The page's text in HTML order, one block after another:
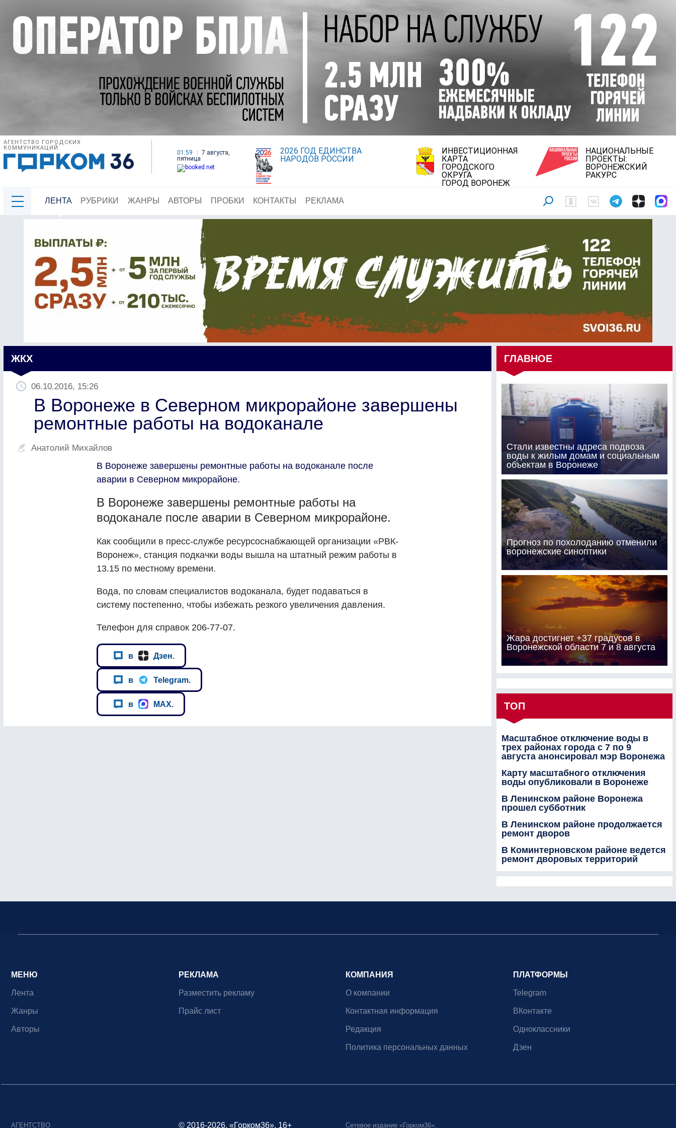
АГЕНТСТВО ГОРОДСКИХ
КОММУНИКАЦИЙ
01:59
7 августа,
пятница
2026 ГОД ЕДИНСТВА
НАРОДОВ РОССИИ
ИНВЕСТИЦИОННАЯ
КАРТА
ГОРОДСКОГО
ОКРУГА
ГОРОД ВОРОНЕЖ
НАЦИОНАЛЬНЫЕ
ПРОЕКТЫ:
ВОРОНЕЖСКИЙ
РАКУРС
ЛЕНТА РУБРИКИ ЖАНРЫ АВТОРЫ ПРОБКИ КОНТАКТЫ РЕКЛАМА
ЖКХ
06.10.2016, 15:26
В Воронеже в Северном микрорайоне завершены
ремонтные работы на водоканале
Анатолий Михайлов
В Воронеже завершены ремонтные работы на водоканале после
аварии в Северном микрорайоне.
В Воронеже завершены ремонтные работы на
водоканале после аварии в Северном микрорайоне.
Как сообщили в пресс-службе ресурсоснабжающей организации «РВК-
Воронеж», станция подкачки воды вышла на штатный режим работы в
13.15 по местному времени.
Вода, по словам специалистов водоканала, будет подаваться в
систему постепенно, чтобы избежать резкого увеличения давления.
Телефон для справок 206-77-07.
в Дзен.
в Telegram.
в MAX.
ГЛАВНОЕ
Стали известны адреса подвоза
воды к жилым домам и социальным
объектам в Воронеже
Прогноз по похолоданию отменили
воронежские синоптики
Жара достигнет +37 градусов в
Воронежской области 7 и 8 августа
ТОП
Масштабное отключение воды в
трех районах города с 7 по 9
августа анонсировал мэр Воронежа
Карту масштабного отключения
воды опубликовали в Воронеже
В Ленинском районе Воронежа
прошел субботник
В Ленинском районе продолжается
ремонт дворов
В Коминтерновском районе ведется
ремонт дворовых территорий
МЕНЮ
Лента
Жанры
Авторы
РЕКЛАМА
Разместить рекламу
Прайс лист
КОМПАНИЯ
О компании
Контактная информация
Редакция
Политика персональных данных
ПЛАТФОРМЫ
Telegram
ВКонтакте
Одноклассники
Дзен
АГЕНТСТВО © 2016-2026, «Горком36», 16+ Сетевое издание «Горком36».